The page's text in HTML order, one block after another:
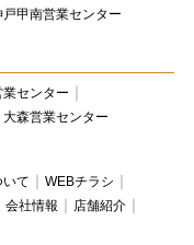
戸甲南営業センター
業センター
大森営業センター
て
WEBチラシ
会社情報
店舗紹介